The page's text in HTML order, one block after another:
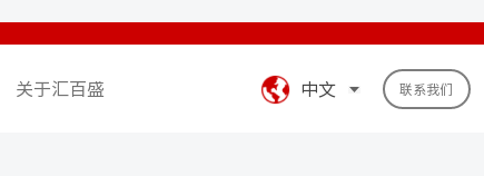
关于汇百盛 联系我们
中文